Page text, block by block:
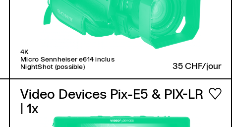
4K
Micro Sennheiser e614 inclus
NightShot (possible)
35 CHF/jour
Video Devices Pix-E5 & PIX-LR
| 1x